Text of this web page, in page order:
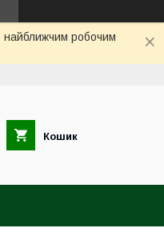
найближчим робочим
Кошик